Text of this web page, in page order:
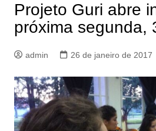
Projeto Guri abre
próxima segunda,
admin 26 de janeiro de 2017